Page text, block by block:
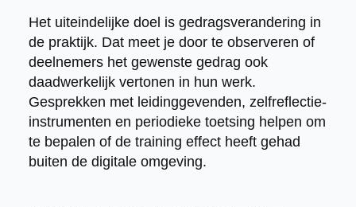
Het uiteindelijke doel is gedragsverandering in
de praktijk. Dat meet je door te observeren of
deelnemers het gewenste gedrag ook
daadwerkelijk vertonen in hun werk.
Gesprekken met leidinggevenden, zelfreflectie-
instrumenten en periodieke toetsing helpen om
te bepalen of de training effect heeft gehad
buiten de digitale omgeving.